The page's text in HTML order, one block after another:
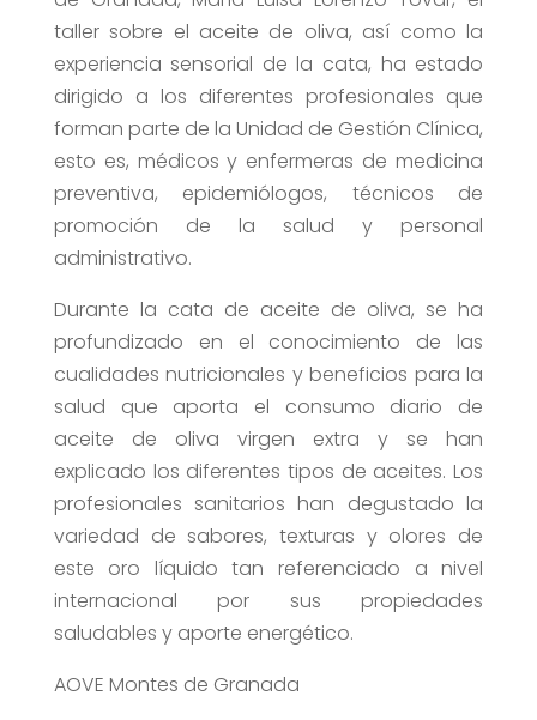
taller sobre el aceite de oliva, así como la
experiencia sensorial de la cata, ha estado
dirigido a los diferentes profesionales que
forman parte de la Unidad de Gestión Clínica,
esto es, médicos y enfermeras de medicina
preventiva, epidemiólogos, técnicos de
promoción de la salud y personal
administrativo.
Durante la cata de aceite de oliva, se ha
profundizado en el conocimiento de las
cualidades nutricionales y beneficios para la
salud que aporta el consumo diario de
aceite de oliva virgen extra y se han
explicado los diferentes tipos de aceites. Los
profesionales sanitarios han degustado la
variedad de sabores, texturas y olores de
este oro líquido tan referenciado a nivel
internacional por sus propiedades
saludables y aporte energético.
AOVE Montes de Granada